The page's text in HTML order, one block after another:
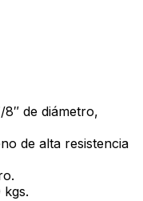
de diámetro,
de alta resistencia
kgs.